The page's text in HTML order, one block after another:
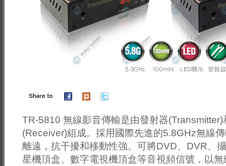
TR-5810 無線影音傳輸是由發射器(Transmitter)
(Receiver)組成。採用國際先進的5.8GHz無線
離遠，抗干擾和移動性強。可將DVD、DVR、
星機頂盒、數字電視機頂盒等音視頻信號，以